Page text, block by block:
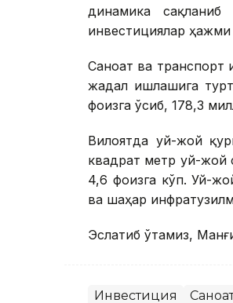
динамика
инвестициялар
Саноат ва транспорт
жадал ишлашига
фоизга ўсиб, 178,3
Вилоятда уй-жой
квадрат метр уй-жой
4,6 фоизга кўп. Уй-
ва шаҳар
Эслатиб ўтамиз,
Инвестиция